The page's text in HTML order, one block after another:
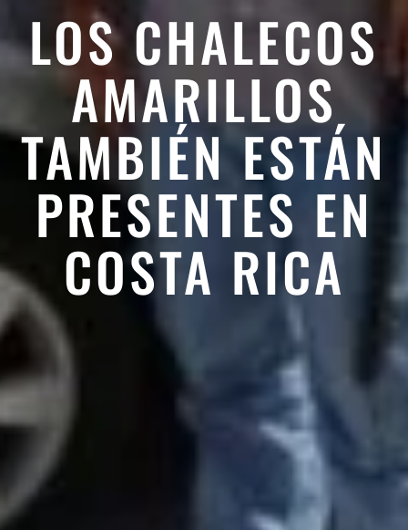
LOS CHALECOS
AMARILLOS
TAMBIÉN ESTÁN
PRESENTES EN
COSTA RICA